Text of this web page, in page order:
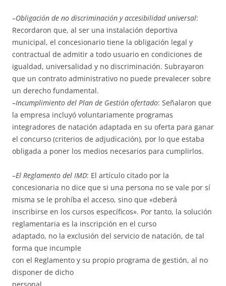
–Obligación de no discriminación y accesibilidad universal:
Recordaron que, al ser una instalación deportiva
municipal, el concesionario tiene la obligación legal y
contractual de admitir a todo usuario en condiciones de
igualdad, universalidad y no discriminación. Subrayaron
que un contrato administrativo no puede prevalecer sobre
un derecho fundamental.
–Incumplimiento del Plan de Gestión ofertado: Señalaron que
la empresa incluyó voluntariamente programas
integradores de natación adaptada en su oferta para ganar
el concurso (criterios de adjudicación), por lo que estaba
obligada a poner los medios necesarios para cumplirlos.
–El Reglamento del IMD: El artículo citado por la
concesionaria no dice que si una persona no se vale por sí
misma se le prohíba el acceso, sino que «deberá
inscribirse en los cursos específicos». Por tanto, la solución
reglamentaria es la inscripción en el curso
adaptado, no la exclusión del servicio de natación, de tal
forma que incumple
con el Reglamento y su propio programa de gestión, al no
disponer de dicho